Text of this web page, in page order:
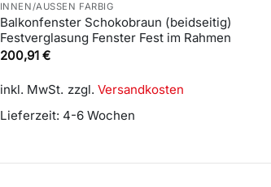
INNEN/AUSSEN FARBIG
Balkonfenster Schokobraun (beidseitig)
Festverglasung Fenster Fest im Rahmen
200,91 €
inkl. MwSt. zzgl. Versandkosten
Lieferzeit: 4-6 Wochen